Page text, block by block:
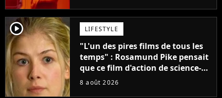
player2 LIFESTYLE
"L'un des pires films de tous les
temps" : Rosamund Pike pensait
que ce film d'action de science-
fiction avec Dwayne Johnson
8 août 2026